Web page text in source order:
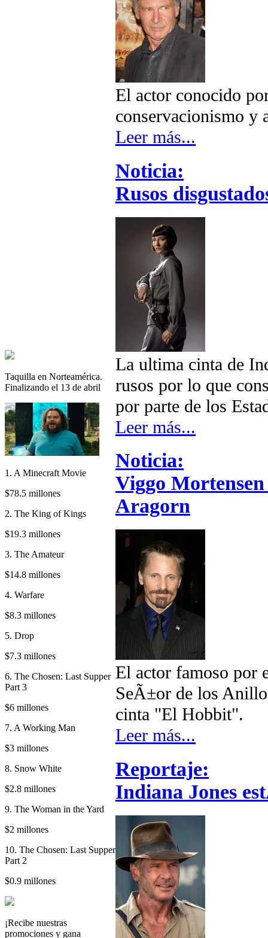
Taquilla en Norteamérica.
Finalizando el 13 de abril
1. A Minecraft Movie
$78.5 millones
2. The King of Kings
$19.3 millones
3. The Amateur
$14.8 millones
4. Warfare
$8.3 millones
5. Drop
$7.3 millones
6. The Chosen: Last Supper
Part 3
$6 millones
7. A Working Man
$3 millones
8. Snow White
$2.8 millones
9. The Woman in the Yard
$2 millones
10. The Chosen: Last Supper
Part 2
$0.9 millones
¡Recibe nuestras
promociones y gana
El actor conocido
conservacionismo y
Leer más...
Noticia:
Rusos
La ultima cinta de
rusos por lo que
por parte de los
Leer más...
Noticia:
Viggo
Aragorn
El actor famoso por
SeÃ±or de los
cinta "El Hobbit".
Leer más...
Reportaje:
Indiana Jones